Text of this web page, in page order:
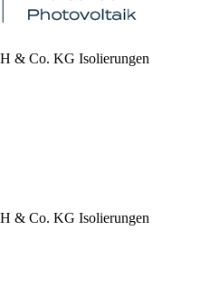
& Co. KG Isolierungen
& Co. KG Isolierungen